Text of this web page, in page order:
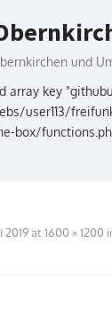
und
array key
user113/
box/
2019at 1600 × 1200